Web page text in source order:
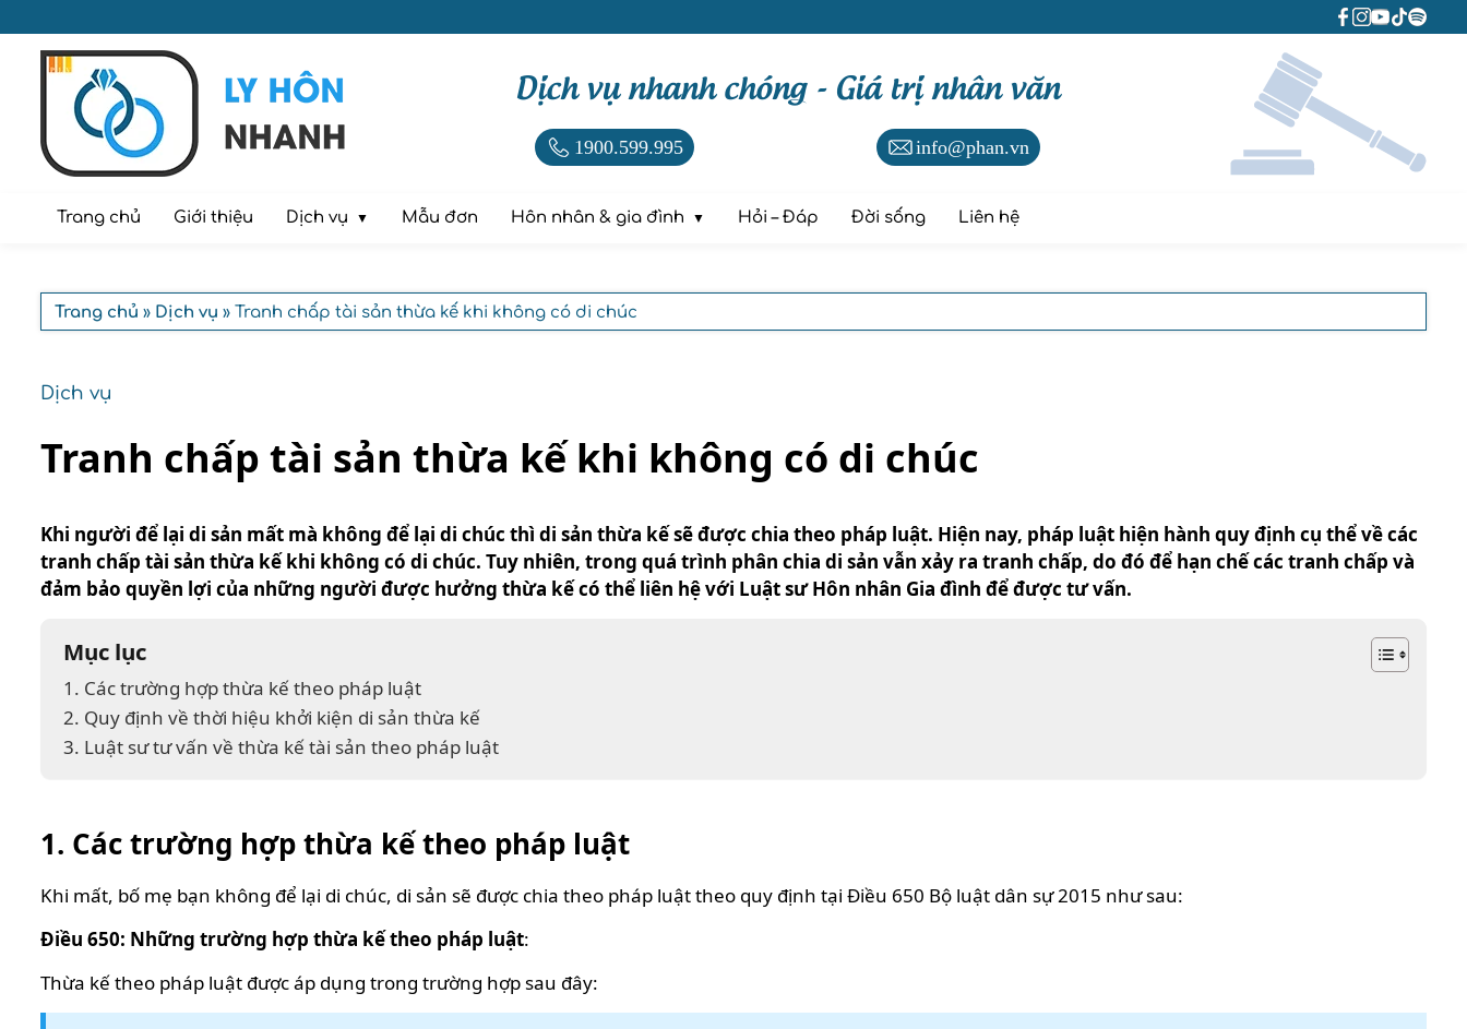
Dịch vụ nhanh chóng - Giá trị nhân văn
1900.599.995 info@phan.vn
Trang chủ Giới thiệu Dịch vụ Mẫu đơn Hôn nhân & gia đình Hỏi – Đáp Đời sống Liên hệ
Trang chủ » Dịch vụ » Tranh chấp tài sản thừa kế khi không có di chúc
Dịch vụ
Tranh chấp tài sản thừa kế khi không có di chúc
Khi người để lại di sản mất mà không để lại di chúc thì di sản thừa kế sẽ được chia theo pháp luật. Hiện nay, pháp luật hiện hành quy định cụ thể về các
tranh chấp tài sản thừa kế khi không có di chúc. Tuy nhiên, trong quá trình phân chia di sản vẫn xảy ra tranh chấp, do đó để hạn chế các tranh chấp và
đảm bảo quyền lợi của những người được hưởng thừa kế có thể liên hệ với Luật sư Hôn nhân Gia đình để được tư vấn.
Mục lục
1. Các trường hợp thừa kế theo pháp luật
2. Quy định về thời hiệu khởi kiện di sản thừa kế
3. Luật sư tư vấn về thừa kế tài sản theo pháp luật
1. Các trường hợp thừa kế theo pháp luật
Khi mất, bố mẹ bạn không để lại di chúc, di sản sẽ được chia theo pháp luật theo quy định tại Điều 650 Bộ luật dân sự 2015 như sau:
Điều 650: Những trường hợp thừa kế theo pháp luật:
Thừa kế theo pháp luật được áp dụng trong trường hợp sau đây: